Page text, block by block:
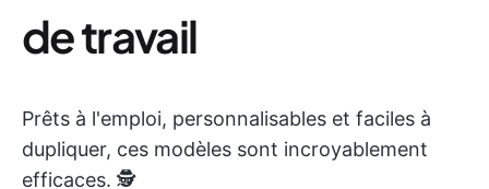
de travail
Prêts à l'emploi, personnalisables et faciles à
dupliquer, ces modèles sont incroyablement
efficaces. 🕵️